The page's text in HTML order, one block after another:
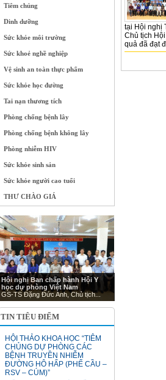
Tiêm chủng
Dinh dưỡng
Sức khỏe môi trường
Sức khoẻ nghề nghiệp
Vệ sinh an toàn thực phẩm
Sức khỏe học đường
Tai nạn thương tích
Phòng chống bệnh lây
Phòng chống bệnh không lây
Phòng nhiễm HIV
Sức khỏe sinh sản
Sức khỏe người cao tuổi
THƯ CHÀO GIÁ
Hội nghị Ban chấp hành Hội Y
học dự phòng Việt Nam
GS-TS Đặng Đức Anh, Chủ tịch...
TIN TIÊU ĐIỂM
HỘI THẢO KHOA HỌC “TIÊM
CHỦNG DỰ PHÒNG CÁC
BỆNH TRUYỀN NHIỄM
ĐƯỜNG HÔ HẤP (PHẾ CẦU –
RSV – CÚM)”
tại Hội nghị
Chủ tịch
quả đã đạt